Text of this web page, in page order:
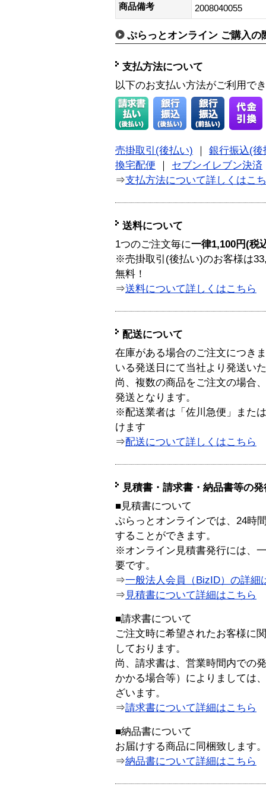
商品備考
2008040055
ぷらっとオンライン ご購入の
支払方法について
以下のお支払い方法がご利用で
売掛取引(後払い)
銀行振込(後
換宅配便
セブンイレブン決済
⇒支払方法について詳しくはこ
送料について
1つのご注文毎に一律1,100円(税
※売掛取引(後払い)のお客様は
無料！
⇒送料について詳しくはこちら
配送について
在庫がある場合のご注文につき
いる発送日にて当社より発送い
尚、複数の商品をご注文の場合
発送となります。
※配送業者は「佐川急便」また
けます
⇒配送について詳しくはこちら
見積書・請求書・納品書等の
■見積書について
ぷらっとオンラインでは、24時
することができます。
※オンライン見積書発行には、
要です。
⇒一般法人会員（BizID）の詳細
⇒ 見積書について詳細はこちら
■請求書について
ご注文時に希望されたお客様に
しております。
尚、請求書は、営業時間内での
かかる場合等）によりましては
ざいます。
⇒請求書について詳細はこちら
■納品書について
お届けする商品に同梱致します。
⇒納品書について詳細はこちら